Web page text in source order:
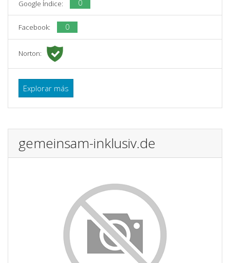
Google Índice: 0
Facebook: 0
Norton:
Explorar más
gemeinsam-inklusiv.de